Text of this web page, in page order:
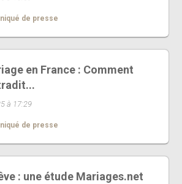
de presse
en France : Comment
à 17:29
de presse
: une étude Mariages.net